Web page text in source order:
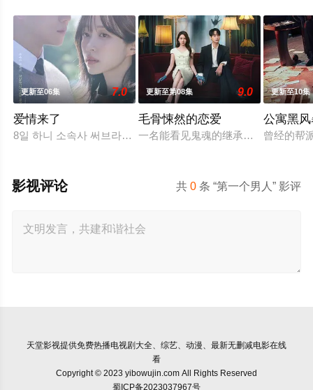
更新至06集 7.0
爱情来了
8일 하니 소속사 써브라임 측은 OSEN에 “하니가 KBS2 새 주말
更新至第08集 9.0
毛骨悚然的恋爱
一名能看见鬼魂的继承人与一名王牌
更新至10集
公寓黑
曾经的帮
共0 条 “第一个男人” 影评
影视评论
天堂影视提供免费热播电视剧大全、综艺、动漫、最新无删减电影在线
看
Copyright © 2023 yibowujin.com All Rights Reserved
蜀ICP备2023037967号